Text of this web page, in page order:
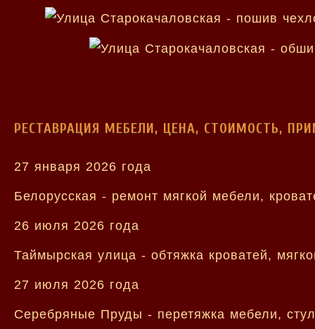
РЕСТАВРАЦИЯ МЕБЕЛИ, ЦЕНА, СТОИМОСТЬ,
27 января 2026 года
Белорусская - ремонт мягкой мебели,
26 июля 2026 года
Таймырская улица - обтяжка кроватей,
27 июля 2026 года
Серебряные Пруды - перетяжка мебели,